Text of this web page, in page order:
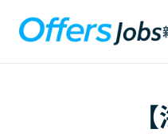
【